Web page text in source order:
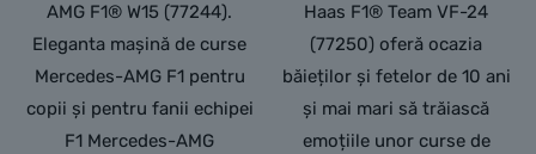
AMG F1® W15 (77244).
Eleganta mașină de curse
Mercedes-AMG F1 pentru
copii și pentru fanii echipei
F1 Mercedes-AMG
Haas F1® Team VF-24
(77250) oferă ocazia
băieților și fetelor de 10 ani
și mai mari să trăiască
emoțiile unor curse de